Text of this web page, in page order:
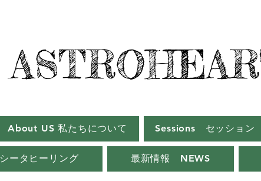
About US 私たちについて Sessions セッション
シータヒーリング 最新情報 NEWS